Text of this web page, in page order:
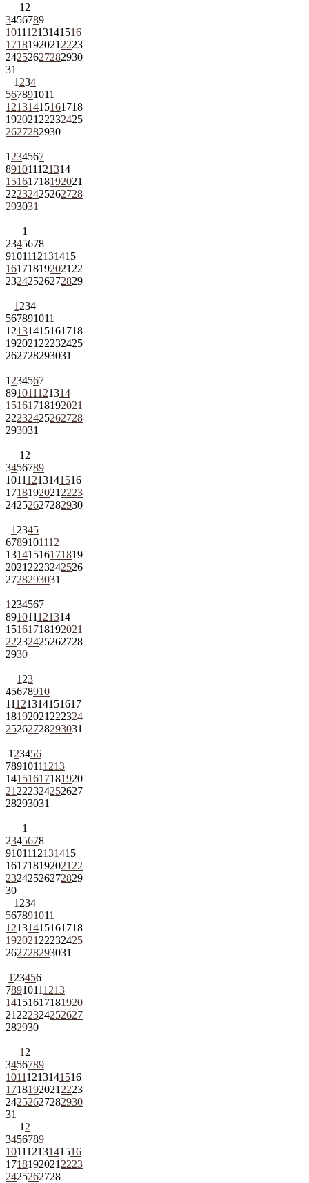
1 2
3456789
10111213141516
1718192021 2223
24252627282930
31
1 234
567891011
12131415161718
192021 22232425
2627282930
1 234567
891011121314
15161718192021
22232425262728
293031
1
2345678
9101112131415
161718192021 22
23242526272829
1 234
567891011
12131415161718
192021 22232425
262728293031
1 234567
891011121314
15161718192021
22232425262728
293031
1 2
3456789
10111213141516
1718192021 2223
24252627282930
1 2345
6789101112
13141516171819
2021 2223242526
2728293031
1 234567
891011121314
15161718192021
22232425262728
2930
1 23
45678910
11121314151617
18192021 222324
25262728293031
1 23456
78910111213
14151617181920
21 222324252627
28293031
1
2345678
9101112131415
161718192021 22
23242526272829
30
1 234
567891011
12131415161718
192021 22232425
262728293031
1 23456
78910111213
14151617181920
21 222324252627
282930
1 2
3456789
10111213141516
1718192021 2223
24252627282930
31
1 2
3456789
10111213141516
1718192021 2223
2425262728